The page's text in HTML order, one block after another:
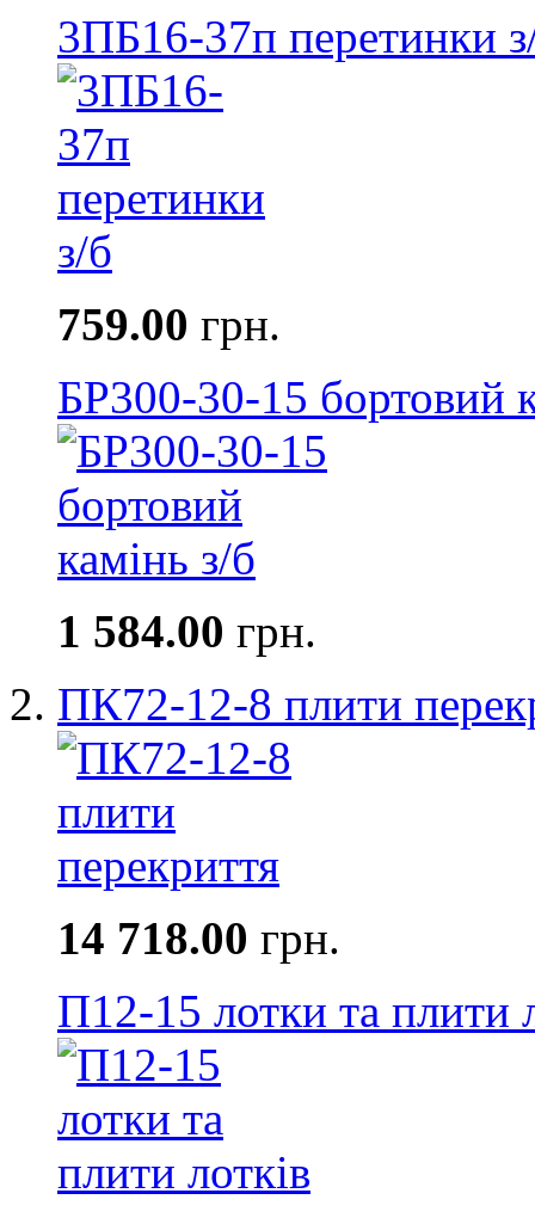
3ПБ16-37п перетинки
759.00 грн.
БР300-30-15 бортовий
1 584.00 грн.
ПК72-12-8 плити
14 718.00 грн.
П12-15 лотки та плити